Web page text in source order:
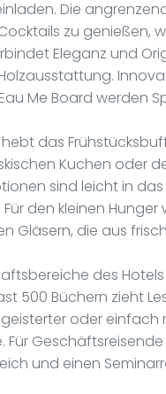
Die
zu genießen,
Eleganz und
Me Board werden
das
Kuchen oder
sind leicht in
Für den kleinen
Gläsern, die aus
des
500 Büchern zieht
oder einfach
Für
und einen